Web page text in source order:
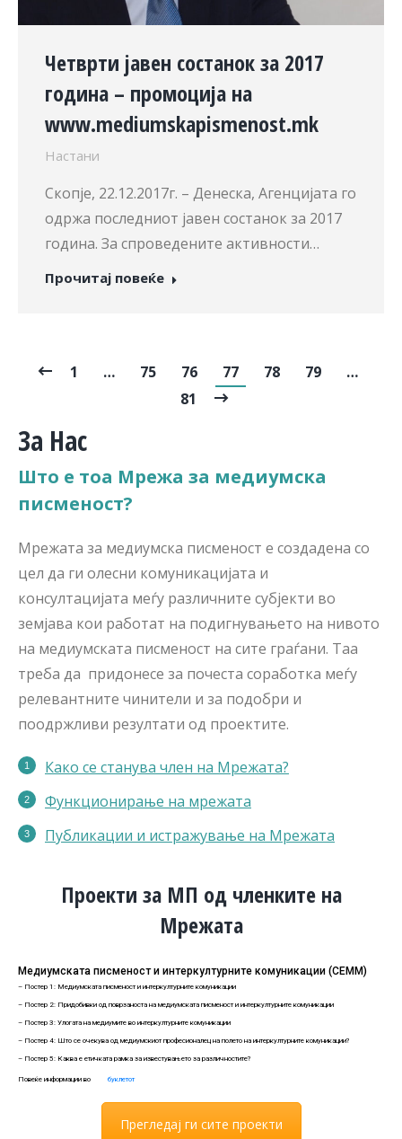
Четврти jавен состанок за 2017
година – промоција на
www.mediumskapismenost.mk
Настани
Скопје, 22.12.2017г. – Денеска, Агенцијата го
одржа последниот јавен состанок за 2017
година. За спроведените активности…
Прочитај повеќе
1 … 75 76 77 78 79
…
81
За Нас
Што е тоа Мрежа за медиумска
писменост?
Мрежата за медиумска писменост е создадена со
цел да ги олесни комуникацијата и
консултацијата меѓу различните субјекти во
земјава кои работат на подигнувањето на нивото
на медиумската писменост на сите граѓани. Таа
треба да придонесе за почеста соработка меѓу
релевантните чинители и за подобри и
поодржливи резултати од проектите.
Како се станува член на Мрежата?
Функционирање на мрежата
Публикации и истражување на Мрежата
Проекти за МП од членките на
Мрежата
– Постер 1: Медиумската писменост и интеркултурните комуникации
– Постер 2: Придобивки од поврзаноста на медиумската писменост и интеркултурните комуникации
– Постер 3: Улогата на медиумите во интеркултурните комуникации
– Постер 4: Што се очекува од медиумскиот професионалец на полето на интеркултурните комуникации?
– Постер 5: Каква е етичката рамка за известувањето за различностите?
Медиумската писменост и интеркултурните комуникации (СЕММ)
Повеќе информации во буклетот
Прегледај ги сите проекти